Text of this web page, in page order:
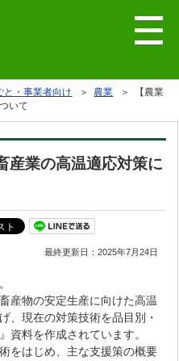
と・事業者向け ＞ 農業 ＞ 【農業
いて
産業の高温適応対策に
最終更新日：2025年7月24日
産物の安定生産に向けた高温
、現在の対策技術を品目別・
資料を作成されています。
をはじめ、主な支援策の概要